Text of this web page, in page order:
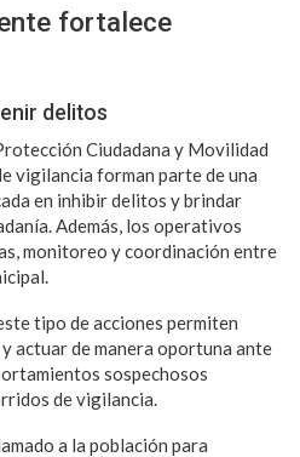
fortalece
delitos
Ciudadana y Movilidad
vigilancia forman parte de una
en inhibir delitos y brindar
Además, los operativos
monitoreo y coordinación entre
tipo de acciones permiten
actuar de manera oportuna ante
sospechosos
de vigilancia.
a la población para